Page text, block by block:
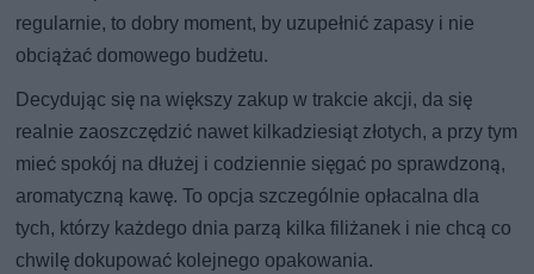
regularnie, to dobry moment, by uzupełnić zapasy i nie
obciążać domowego budżetu.
Decydując się na większy zakup w trakcie akcji, da się
realnie zaoszczędzić nawet kilkadziesiąt złotych, a przy tym
mieć spokój na dłużej i codziennie sięgać po sprawdzoną,
aromatyczną kawę. To opcja szczególnie opłacalna dla
tych, którzy każdego dnia parzą kilka filiżanek i nie chcą co
chwilę dokupować kolejnego opakowania.